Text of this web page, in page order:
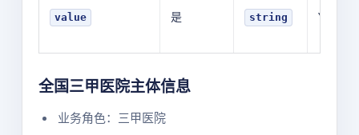
value 是 string
全国三甲医院主体信息
业务角色：三甲医院